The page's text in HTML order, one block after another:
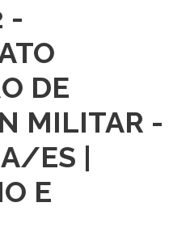
-
DE
MILITAR -
ES |
E